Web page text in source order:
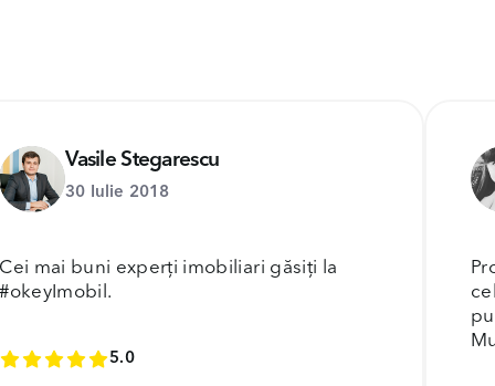
Vasile Stegarescu
30 Iulie 2018
Cei mai buni experți imobiliari găsiți la
#okeyImobil.
5.0